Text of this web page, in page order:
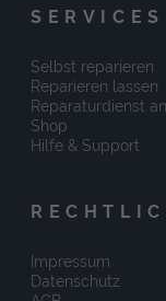
SERVICES
Selbst reparieren
Reparieren lassen
Reparaturdienst
Shop
Hilfe & Support
Impressum
Datenschutz